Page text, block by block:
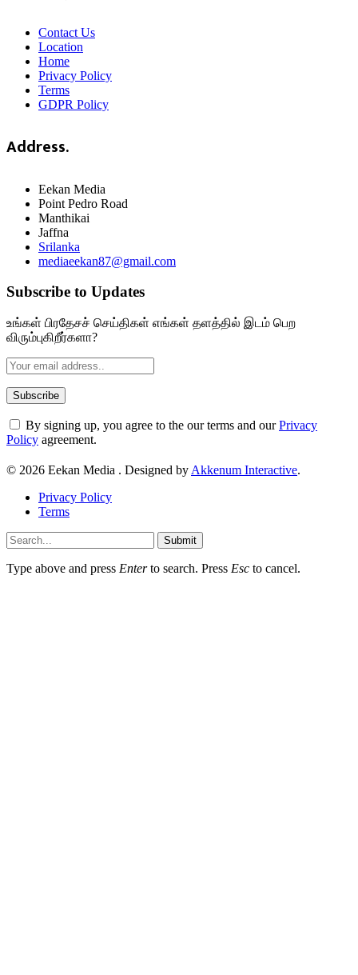
Contact Us
Location
Home
Privacy Policy
Terms
GDPR Policy
Address.
Eekan Media
Point Pedro Road
Manthikai
Jaffna
Srilanka
mediaeekan87@gmail.com
Subscribe to Updates
உங்கள் பிரதேசச் செய்திகள் எங்கள் தளத்தில் இடம் பெற
விரும்புகிறீர்களா?
By signing up, you agree to the our terms and ourPrivacy
Policy agreement.
© 2026 Eekan Media . Designed by Akkenum Interactive.
Privacy Policy
Terms
Submit
Type above and press Enterto search. Press Esc to cancel.